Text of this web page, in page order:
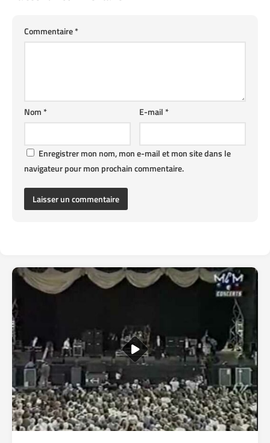
Commentaire*
E-mail*
Nom*
Enregistrer mon nom, mon e-mail et mon site dans le
navigateur pour mon prochain commentaire.